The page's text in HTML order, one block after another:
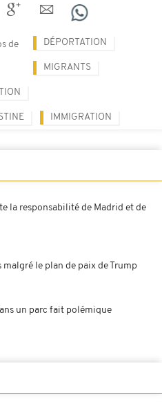
de DÉPORTATION
MIGRANTS
IMMIGRATION
la responsabilité de Madrid et de
le plan de paix de Trump
un parc fait polémique